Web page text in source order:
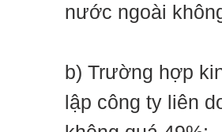
nước ngoài
b) Trường hợp
lập công ty liên